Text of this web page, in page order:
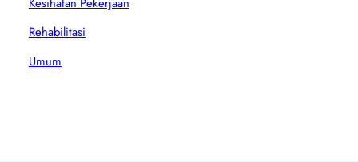
Rehabilitasi
Umum